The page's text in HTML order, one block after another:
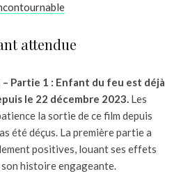
attendue
Partie 1 : Enfant du feu est déjà
le 22 décembre 2023. Les
la sortie de ce film depuis
été déçus. La première partie a
positives, louant ses effets
histoire engageante.